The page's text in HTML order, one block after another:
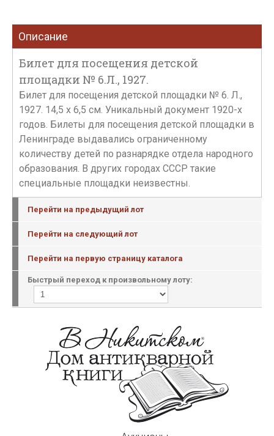
Описание
Билет для посещения детской
площадки № 6.Л., 1927.
Билет для посещения детской площадки № 6. Л.,
1927. 14,5 х 6,5 см. Уникальный документ 1920-х
годов. Билеты для посещения детской площадки в
Ленинграде выдавались ограниченному
количеству детей по разнарядке отдела народного
образования. В других городах СССР такие
специальные площадки неизвестны.
Перейти на предыдущий лот
Перейти на следующий лот
Перейти на первую страницу каталога
Быстрый переход к произвольному лоту: